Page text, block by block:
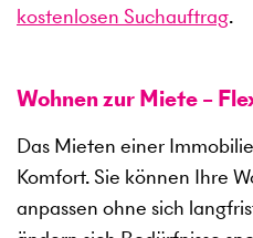
kostenlosen Suchauftrag.
Wohnen zur Miete –
Das Mieten einer
Komfort. Sie können Ihre
anpassen ohne sich